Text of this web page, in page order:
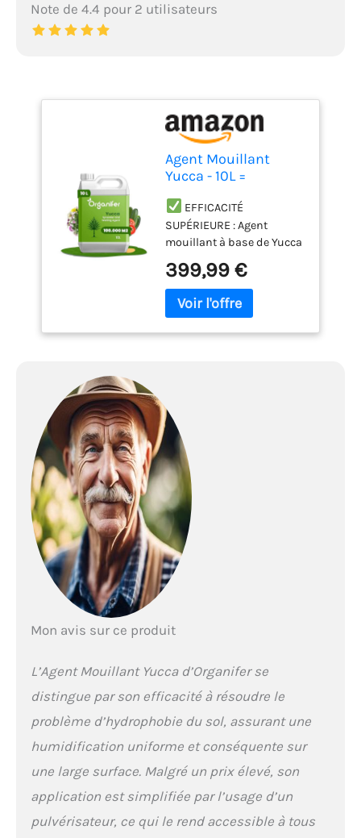
Note de 4.4 pour 2 utilisateurs
Agent Mouillant
Yucca - 10L =
EFFICACITÉ
SUPÉRIEURE : Agent
mouillant à base de Yucca
absorption de l'eau et des
nutriments dans le sol.
UTILISATION
efficacement.
AMÉLIORATION DE
L'IRRIGATION : Réduit le
ruissellement de l'eau,
augmentant l'efficacité de
l'irrigation et diminuant
les besoins en eau.
SOUTIENT LA VIE DU SOL :
Aide à maintenir
l'humidité nécessaire au
développement des micro-
NATUREL : Formulé à partir
solution écologique et
gestion de l'eau.
399,99 €
Mon avis sur ce produit
L’Agent Mouillant Yucca d’Organifer se
distingue par son efficacité à résoudre le
problème d’hydrophobie du sol, assurant une
humidification uniforme et conséquente sur
une large surface. Malgré un prix élevé, son
application est simplifiée par l’usage d’un
pulvérisateur, ce qui le rend accessible à tous